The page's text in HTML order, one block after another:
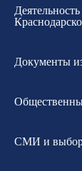
Документы
СМИ и